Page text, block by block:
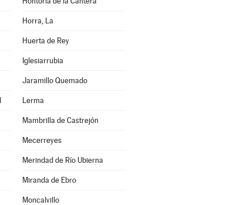
Horra, La
Huerta de Rey
Iglesiarrubia
Jaramillo Quemado
Lerma
Mambrilla de Castrejón
Mecerreyes
Merindad de Río Ubierna
Miranda de Ebro
Moncalvillo